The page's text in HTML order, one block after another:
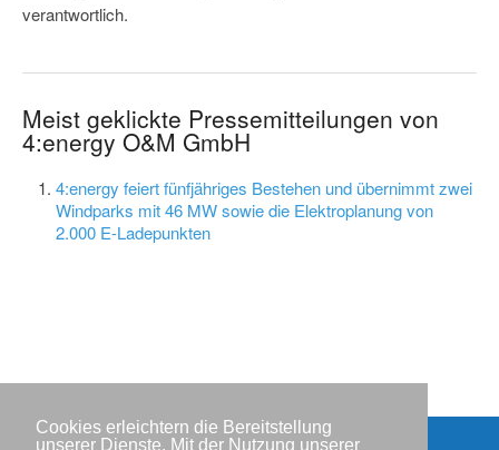
Cookies erleichtern die Bereitstellung
unserer Dienste. Mit der Nutzung unserer
verantwortlich.
Meist geklickte Pressemitteilungen von
4:energy O&M GmbH
4:energy feiert fünfjähriges Bestehen und übernimmt zwei
Windparks mit 46 MW sowie die Elektroplanung von
2.000 E-Ladepunkten